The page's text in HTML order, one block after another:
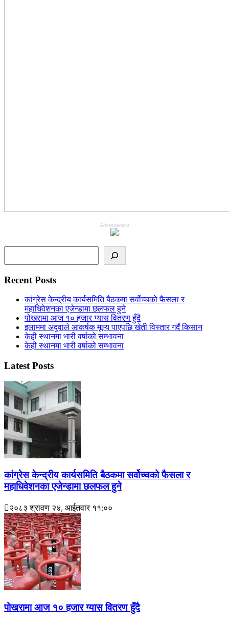
Advertisement
Recent Posts
कांग्रेस केन्द्रीय कार्यसमिति बैठकमा सर्वोच्चको फैसला र
महाधिवेशनका एजेन्डामा छलफल हुने
पोखरामा आज १० हजार ग्यास वितरण हुँदै
इलाममा अदुवाले आकर्षक मूल्य पाएपछि खेती विस्तार गर्दै किसान
केही स्थानमा भारी वर्षाको सम्भावना
केही स्थानमा भारी वर्षाको सम्भावना
Latest Posts
कांग्रेस केन्द्रीय कार्यसमिति बैठकमा सर्वोच्चको फैसला र
महाधिवेशनका एजेन्डामा छलफल हुने
२०८३ श्रावण २४, आईतवार ११:००
पोखरामा आज १० हजार ग्यास वितरण हुँदै